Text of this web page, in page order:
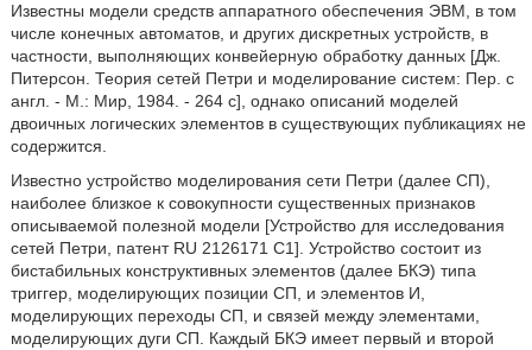
Известны модели средств аппаратного обеспечения ЭВМ, в том
числе конечных автоматов, и других дискретных устройств, в
частности, выполняющих конвейерную обработку данных [Дж.
Питерсон. Теория сетей Петри и моделирование систем: Пер. с
англ. - М.: Мир, 1984. - 264 с], однако описаний моделей
двоичных логических элементов в существующих публикациях не
содержится.
Известно устройство моделирования сети Петри (далее СП),
наиболее близкое к совокупности существенных признаков
описываемой полезной модели [Устройство для исследования
сетей Петри, патент RU 2126171 С1]. Устройство состоит из
бистабильных конструктивных элементов (далее БКЭ) типа
триггер, моделирующих позиции СП, и элементов И,
моделирующих переходы СП, и связей между элементами,
моделирующих дуги СП. Каждый БКЭ имеет первый и второй